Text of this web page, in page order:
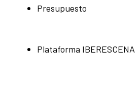
Presupuesto
Plataforma IBERESCENA